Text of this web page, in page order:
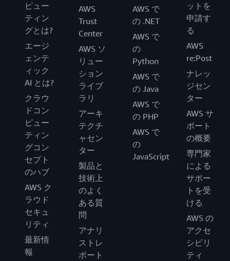
ピュー
ティン
グとは?
エージ
ェンテ
ィック
AI とは?
クラウ
ドコン
ピュー
ティン
グコン
セプト
のハブ
AWS ク
ラウド
セキュ
リティ
最新情
報
AWS
Trust
Center
AWS ソ
リュー
ション
ライブ
ラリ
アーキ
テクチ
ャセン
ター
製品と
技術上
のよく
ある質
問
アナリ
ストレ
ポート
AWS で
の .NET
AWS で
の
Python
AWS で
の Java
AWS で
の PHP
AWS で
の
JavaScript
ットを
申請す
る
AWS
re:Post
ナレッ
ジセン
ター
AWS サ
ポート
の概要
専門家
による
サポー
トを受
ける
AWS の
アクセ
シビリ
ティ